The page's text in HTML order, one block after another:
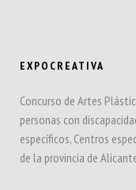
EXPOCREATIVA
Concurso de Artes
personas con
específicos, Centros
de la provincia de